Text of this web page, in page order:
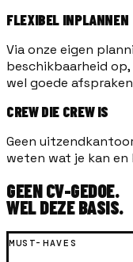
FLEXIBEL INPLANNEN
Via onze eigen
beschikbaarheid
wel goede
CREW DIE CREW IS
Geen
weten wat je kan en
GEEN CV-GEDOE.
WEL DEZE BASIS.
MUST-HAVES